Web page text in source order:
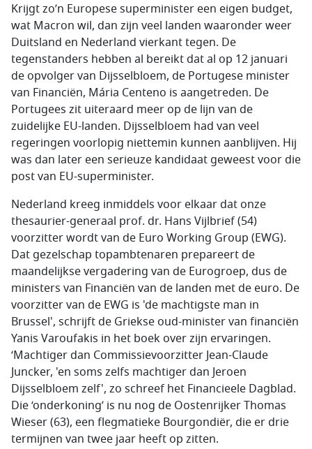
Krijgt zo’n Europese superminister een eigen budget,
wat Macron wil, dan zijn veel landen waaronder weer
Duitsland en Nederland vierkant tegen. De
tegenstanders hebben al bereikt dat al op 12 januari
de opvolger van Dijsselbloem, de Portugese minister
van Financiën, Mária Centeno is aangetreden. De
Portugees zit uiteraard meer op de lijn van de
zuidelijke EU-landen. Dijsselbloem had van veel
regeringen voorlopig niettemin kunnen aanblijven. Hij
was dan later een serieuze kandidaat geweest voor die
post van EU-superminister.
Nederland kreeg inmiddels voor elkaar dat onze
thesaurier-generaal prof. dr. Hans Vijlbrief (54)
voorzitter wordt van de Euro Working Group (EWG).
Dat gezelschap topambtenaren prepareert de
maandelijkse vergadering van de Eurogroep, dus de
ministers van Financiën van de landen met de euro. De
voorzitter van de EWG is 'de machtigste man in
Brussel', schrijft de Griekse oud-minister van financiën
Yanis Varoufakis in het boek over zijn ervaringen.
‘Machtiger dan Commissievoorzitter Jean-Claude
Juncker, 'en soms zelfs machtiger dan Jeroen
Dijsselbloem zelf', zo schreef het Financieele Dagblad.
Die ‘onderkoning’ is nu nog de Oostenrijker Thomas
Wieser (63), een flegmatieke Bourgondiër, die er drie
termijnen van twee jaar heeft op zitten.